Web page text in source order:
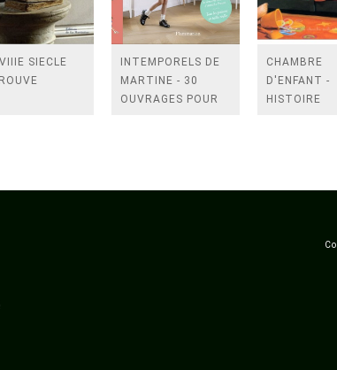
SIECLE
INTEMPORELS DE
MARTINE - 30
OUVRAGES POUR
CHAMBRE
D'ENFANT -
HISTOIRE
PRATIQUES.